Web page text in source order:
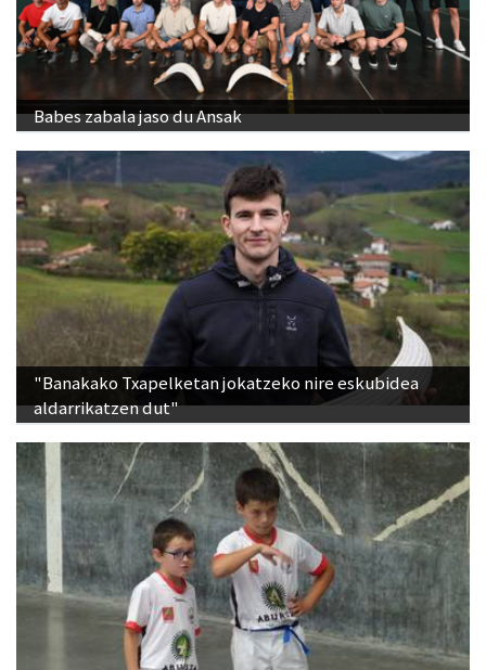
Babes zabala jaso du Ansak
"Banakako Txapelketan jokatzeko nire eskubidea
aldarrikatzen dut"